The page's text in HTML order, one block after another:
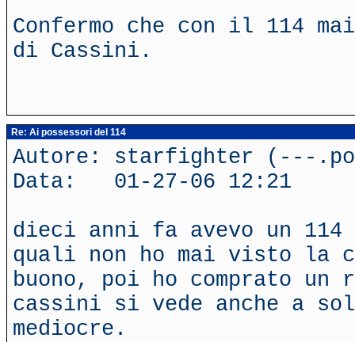
Confermo che con il 114
di Cassini.
Re: Ai possessori del 114
Autore: starfighter (---
Data: 01-27-06 12:21
dieci anni fa avevo un
quali non ho mai visto la
buono, poi ho comprato
cassini si vede anche a
mediocre.